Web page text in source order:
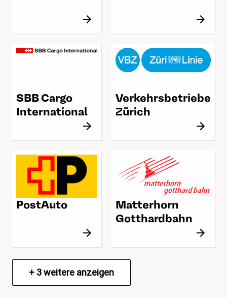
SBB Cargo
International
Verkehrsbetriebe
Zürich
PostAuto
Matterhorn
Gotthardbahn
+ 3weitere anzeigen